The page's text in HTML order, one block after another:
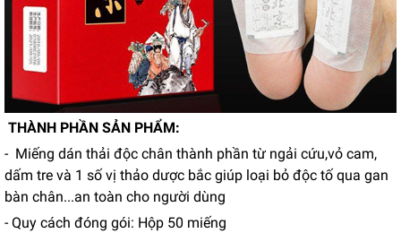
THÀNH PHẦN SẢN PHẨM:
- Miếng dán thải độc chân thành phần từ ngải cứu,vỏ cam,
dấm tre và 1 số vị thảo dược bắc giúp loại bỏ độc tố qua gan
bàn chân...an toàn cho người dùng
- Quy cách đóng gói: Hộp 50 miếng